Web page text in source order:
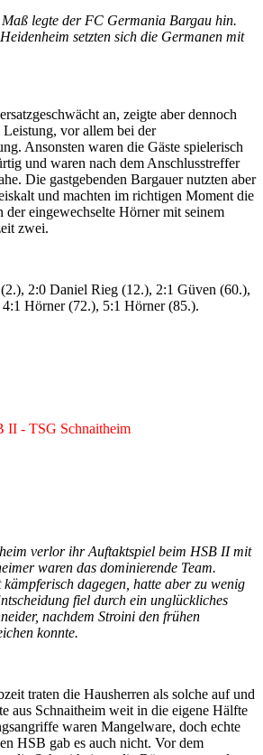
legte der FC Germania Bargau hin.
setzten sich die Germanen mit
an, zeigte aber dennoch
Leistung, vor allem bei der
Ansonsten waren die Gäste spielerisch
und waren nach dem Anschlusstreffer
Die gastgebenden Bargauer nutzten aber
und machten im richtigen Moment die
der eingewechselte Hörner mit seinem
zwei.
2:0 Daniel Rieg (12.), 2:1 Güven (60.),
Hörner (72.), 5:1 Hörner (85.).
II - TSG Schnaitheim
verlor ihr Auftaktspiel beim HSB II mit
waren das dominierende Team.
dagegen, hatte aber zu wenig
fiel durch ein unglückliches
nachdem Stroini den frühen
konnte.
traten die Hausherren als solche auf und
aus Schnaitheim weit in die eigene Hälfte
waren Mangelware, doch echte
HSB gab es auch nicht. Vor dem